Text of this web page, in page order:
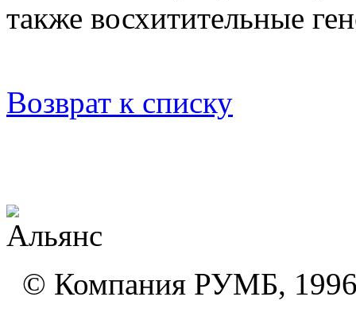
также восхитительные
Возврат к списку
© Компания РУМБ,